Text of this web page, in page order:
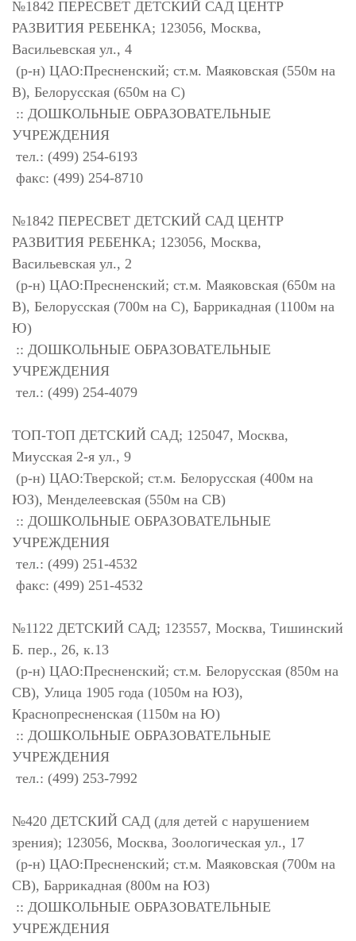
№1842 ПЕРЕСВЕТ ДЕТСКИЙ САД ЦЕНТР
РАЗВИТИЯ РЕБЕНКА; 123056, Москва,
Васильевская ул., 4
(р-н) ЦАО:Пресненский; ст.м. Маяковская (550м на
В), Белорусская (650м на С)
:: ДОШКОЛЬНЫЕ ОБРАЗОВАТЕЛЬНЫЕ
УЧРЕЖДЕНИЯ
тел.: (499) 254-6193
факс: (499) 254-8710
№1842 ПЕРЕСВЕТ ДЕТСКИЙ САД ЦЕНТР
РАЗВИТИЯ РЕБЕНКА; 123056, Москва,
Васильевская ул., 2
(р-н) ЦАО:Пресненский; ст.м. Маяковская (650м на
В), Белорусская (700м на С), Баррикадная (1100м на
Ю)
:: ДОШКОЛЬНЫЕ ОБРАЗОВАТЕЛЬНЫЕ
УЧРЕЖДЕНИЯ
тел.: (499) 254-4079
ТОП-ТОП ДЕТСКИЙ САД; 125047, Москва,
Миусская 2-я ул., 9
(р-н) ЦАО:Тверской; ст.м. Белорусская (400м на
ЮЗ), Менделеевская (550м на СВ)
:: ДОШКОЛЬНЫЕ ОБРАЗОВАТЕЛЬНЫЕ
УЧРЕЖДЕНИЯ
тел.: (499) 251-4532
факс: (499) 251-4532
№1122 ДЕТСКИЙ САД; 123557, Москва, Тишинский
Б. пер., 26, к.13
(р-н) ЦАО:Пресненский; ст.м. Белорусская (850м на
СВ), Улица 1905 года (1050м на ЮЗ),
Краснопресненская (1150м на Ю)
:: ДОШКОЛЬНЫЕ ОБРАЗОВАТЕЛЬНЫЕ
УЧРЕЖДЕНИЯ
тел.: (499) 253-7992
№420 ДЕТСКИЙ САД (для детей с нарушением
зрения); 123056, Москва, Зоологическая ул., 17
(р-н) ЦАО:Пресненский; ст.м. Маяковская (700м на
СВ), Баррикадная (800м на ЮЗ)
:: ДОШКОЛЬНЫЕ ОБРАЗОВАТЕЛЬНЫЕ
УЧРЕЖДЕНИЯ